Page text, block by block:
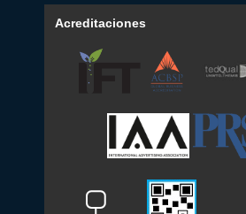
Acreditaciones